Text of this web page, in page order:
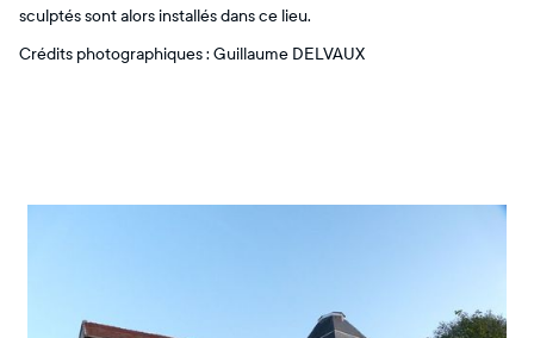
sculptés sont alors installés dans ce lieu.
Crédits photographiques : Guillaume DELVAUX